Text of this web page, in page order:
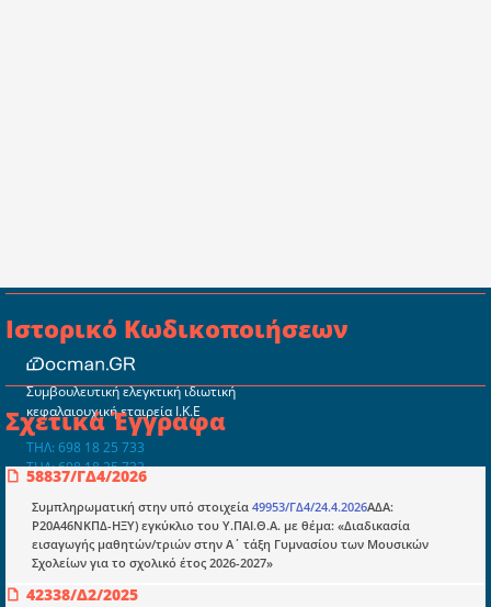
Ιστορικό Κωδικοποιήσεων
Σχετικά Έγγραφα
58837/ΓΔ4/2026
Συμπληρωματική στην υπό στοιχεία 49953/ΓΔ4/24.4.2026ΑΔΑ:
Ρ20Α46ΝΚΠΔ-ΗΞΥ) εγκύκλιο του Υ.ΠΑΙ.Θ.Α. με θέμα: «Διαδικασία
εισαγωγής μαθητών/τριών στην Α΄ τάξη Γυμνασίου των Μουσικών
Σχολείων για το σχολικό έτος 2026-2027»
42338/Δ2/2025
Συμβουλευτική ελεγκτική ιδιωτική
κεφαλαιουχική εταιρεία Ι.Κ.Ε
ΤΗΛ: 698 18 25 733
ΤΗΛ: 698 18 25 732
mydocmangr@gmail.com
Docman.gr
Ποιοί είμαστε;
Μια πολυετής εθελοντική προσπάθεια που